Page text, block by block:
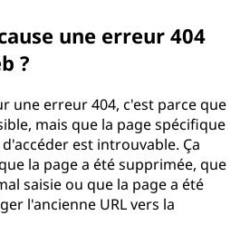
une erreur 404
?
une erreur 404, c'est parce que
mais que la page spécifique
est introuvable. Ça
la page a été supprimée, que
saisie ou que la page a été
l'ancienne URL vers la